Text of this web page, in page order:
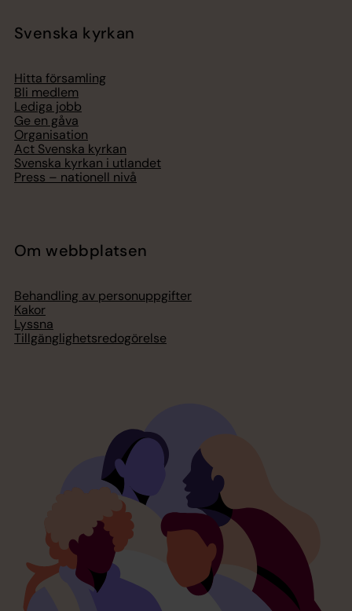
Svenska kyrkan
Hitta församling
Bli medlem
Lediga jobb
Ge en gåva
Organisation
Act Svenska kyrkan
Svenska kyrkan i utlandet
Press – nationell nivå
Om webbplatsen
Behandling av personuppgifter
Kakor
Lyssna
Tillgänglighetsredogörelse